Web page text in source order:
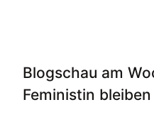
Blogschau am
Feministin bleiben